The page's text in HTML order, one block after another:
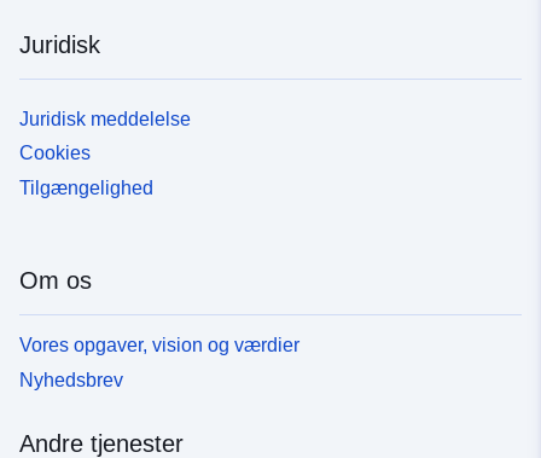
Juridisk
Juridisk meddelelse
Cookies
Tilgængelighed
Om os
Vores opgaver, vision og værdier
Nyhedsbrev
Andre tjenester